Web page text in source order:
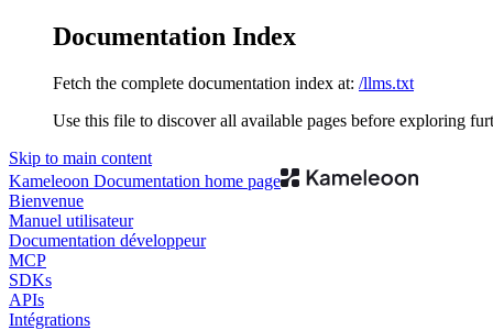
Documentation Index
Fetch the complete documentation index at: /llms.txt
Use this file to discover all available pages before exploring
Skip to main content
Kameleoon Documentation home page
Bienvenue
Manuel utilisateur
Documentation développeur
MCP
SDKs
APIs
Intégrations